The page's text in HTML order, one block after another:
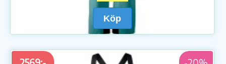
Köp